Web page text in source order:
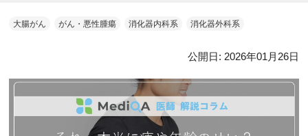
大腸がん がん・悪性腫瘍 消化器内科系 消化器外科系
公開日: 2026年01月26日